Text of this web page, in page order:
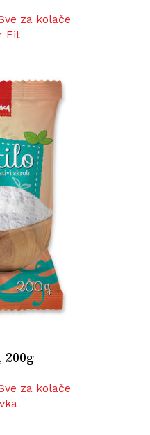
za kolače
Fit
200g
za kolače